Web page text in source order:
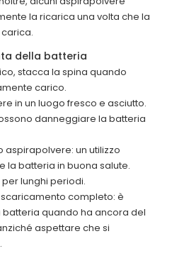
la ricarica una volta che la
della batteria
stacca la spina quando
carico.
in un luogo fresco e asciutto.
danneggiare la batteria
aspirapolvere: un utilizzo
la batteria in buona salute.
lunghi periodi.
completo: è
quando ha ancora del
aspettare che si